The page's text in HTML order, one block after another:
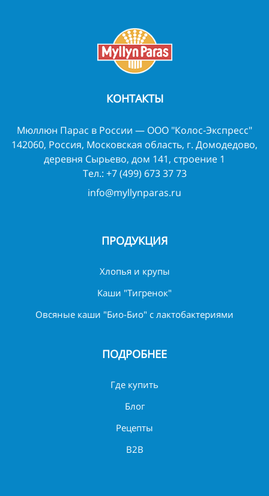
КОНТАКТЫ
Мюллюн Парас в России — ООО "Колос-Экспресс"
142060, Россия, Московская область, г. Домодедово,
деревня Сырьево, дом 141, строение 1
Тел.: +7 (499) 673 37 73
info@myllynparas.ru
ПРОДУКЦИЯ
Хлопья и крупы
Каши "Тигренок"
Овсяные каши "Био-Био" с лактобактериями
ПОДРОБНЕЕ
Где купить
Блог
Рецепты
B2B